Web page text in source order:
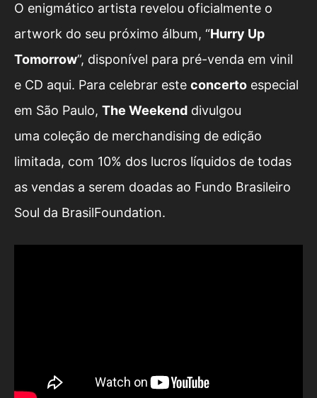
O enigmático artista revelou oficialmente o
artwork do seu próximo álbum, “Hurry Up
Tomorrow”, disponível para pré-venda em vinil
e CD aqui. Para celebrar este concerto especial
em São Paulo, The Weekend divulgou
uma coleção de merchandising de edição
limitada, com 10% dos lucros líquidos de todas
as vendas a serem doadas ao Fundo Brasileiro
Soul da BrasilFoundation.